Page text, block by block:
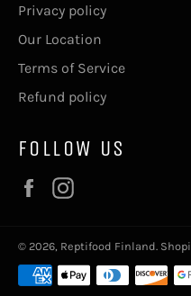
Privacy policy
Our Location
Terms of Service
Refund policy
FOLLOW US
Facebook
© 2026, Reptifood Finland.
Maksutavat